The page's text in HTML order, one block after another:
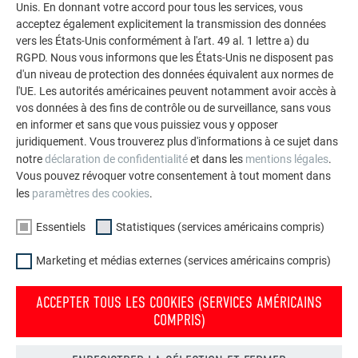
impressionnants avec les solutions en aluminium
durables de PREFA pour toitures, systèmes solaires et
façades.
VOIR DAVANTAGE DE RÉFÉRENCES
Unis. En donnant votre accord pour tous les services, vous
acceptez également explicitement la transmission des données
vers les États-Unis conformément à l'art. 49 al. 1 lettre a) du
RGPD. Nous vous informons que les États-Unis ne disposent pas
d'un niveau de protection des données équivalent aux normes de
l'UE. Les autorités américaines peuvent notamment avoir accès à
vos données à des fins de contrôle ou de surveillance, sans vous
en informer et sans que vous puissiez vous y opposer
juridiquement. Vous trouverez plus d'informations à ce sujet dans
notredéclaration de confidentialitéet dans les mentions légales.
Vous pouvez révoquer votre consentement à tout moment dans
les paramètres des cookies.
Essentiels Statistiques (services américains compris)
Marketing et médias externes (services américains compris)
ACCEPTER TOUS LES COOKIES (SERVICES AMÉRICAINS
COMPRIS)